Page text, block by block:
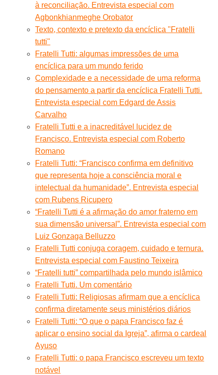
à reconciliação. Entrevista especial com
Agbonkhianmeghe Orobator
Texto, contexto e pretexto da encíclica "Fratelli
tutti"
Fratelli Tutti: algumas impressões de uma
encíclica para um mundo ferido
Complexidade e a necessidade de uma reforma
do pensamento a partir da encíclica Fratelli Tutti.
Entrevista especial com Edgard de Assis
Carvalho
Fratelli Tutti e a inacreditável lucidez de
Francisco. Entrevista especial com Roberto
Romano
Fratelli Tutti: “Francisco confirma em definitivo
que representa hoje a consciência moral e
intelectual da humanidade”. Entrevista especial
com Rubens Ricupero
“Fratelli Tutti é a afirmação do amor fraterno em
sua dimensão universal”. Entrevista especial com
Luiz Gonzaga Belluzzo
Fratelli Tutti conjuga coragem, cuidado e ternura.
Entrevista especial com Faustino Teixeira
“Fratelli tutti” compartilhada pelo mundo islâmico
Fratelli Tutti. Um comentário
Fratelli Tutti: Religiosas afirmam que a encíclica
confirma diretamente seus ministérios diários
Fratelli Tutti: “O que o papa Francisco faz é
aplicar o ensino social da Igreja”, afirma o cardeal
Ayuso
Fratelli Tutti: o papa Francisco escreveu um texto
notável